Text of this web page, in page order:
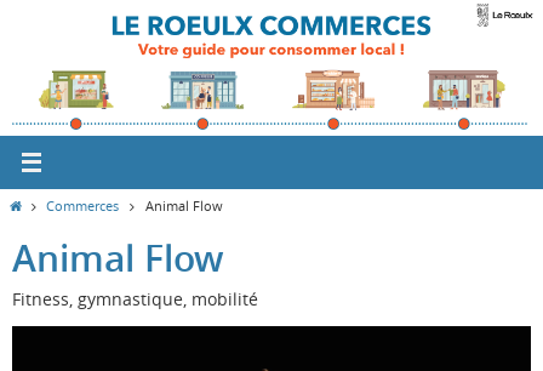
contenu
HomeCommerces Animal Flow
Animal Flow
Fitness, gymnastique, mobilité